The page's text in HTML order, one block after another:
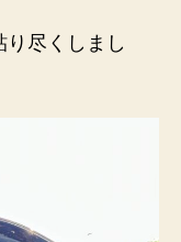
尽くしまし